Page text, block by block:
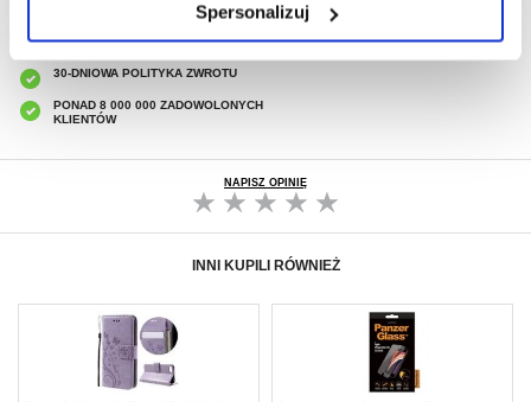
Spersonalizuj
PON.-PT. 12.00-15.00
30-DNIOWA POLITYKA ZWROTU
PONAD 8 000 000 ZADOWOLONYCH
KLIENTÓW
NAPISZ OPINIĘ
INNI KUPILI RÓWNIEŻ